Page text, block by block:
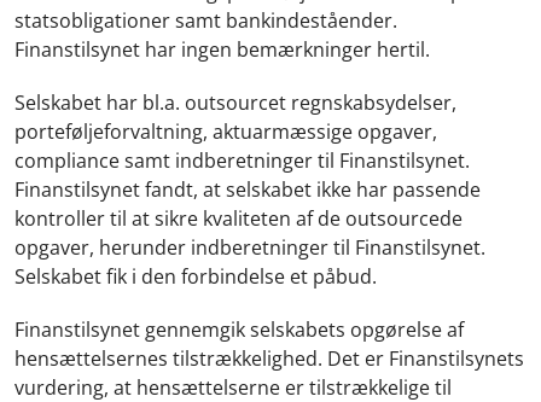
statsobligationer samt bankindeståender.
Finanstilsynet har ingen bemærkninger hertil.
Selskabet har bl.a. outsourcet regnskabsydelser,
porteføljeforvaltning, aktuarmæssige opgaver,
compliance samt indberetninger til Finanstilsynet.
Finanstilsynet fandt, at selskabet ikke har passende
kontroller til at sikre kvaliteten af de outsourcede
opgaver, herunder indberetninger til Finanstilsynet.
Selskabet fik i den forbindelse et påbud.
Finanstilsynet gennemgik selskabets opgørelse af
hensættelsernes tilstrækkelighed. Det er Finanstilsynets
vurdering, at hensættelserne er tilstrækkelige til